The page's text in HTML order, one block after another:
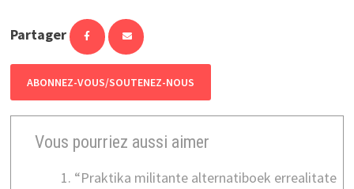
Partager
ABONNEZ-VOUS/SOUTENEZ-NOUS
Vous pourriez aussi aimer
“Praktika militante alternatiboek errealitate